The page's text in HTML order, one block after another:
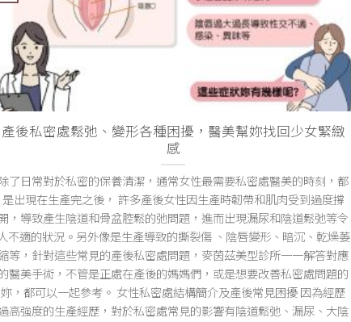
產後私密處鬆弛、變形各種困擾，醫美幫妳找回少女緊緻
感
了日常對於私密的保養清潔，通常女性最需要私密處醫美的時刻，都
是出現在生產完之後， 許多產後女性因生產時韌帶和肌肉受到過度撐
，導致產生陰道和骨盆腔鬆的弛問題，進而出現漏尿和陰道鬆弛等令
不適的狀況。另外像是生產導致的撕裂傷 、陰唇變形、暗沉、乾燥萎
等，針對這些常見的產後私密處問題，麥茵茲美型診所一一解答對應
醫美手術，不管是正處在產後的媽媽們，或是想要改善私密處問題的
妳，都可以一起參考。 女性私密處結構簡介及產後常見困擾 因為經歷
高強度的生產經歷，對於私密處常見的影響有陰道鬆弛、漏尿、大陰